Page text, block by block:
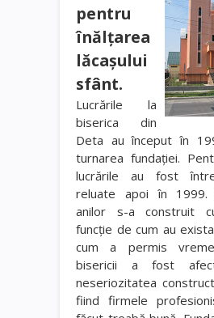
pentru
înălţarea
lăcaşului
sfânt.
Lucrările la
biserica din
Deta au început în
turnarea fundaţiei.
lucrările au fost
reluate apoi în 1999.
anilor s-a construit
funcţie de cum au
cum a permis
bisericii a fost
neseriozitatea
fiind firmele